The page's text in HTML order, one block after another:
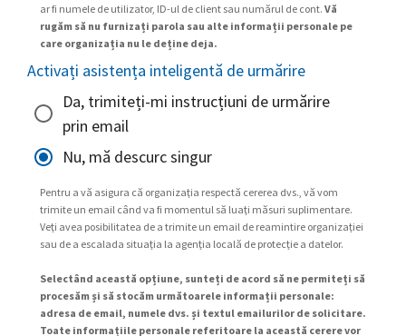
ar fi numele de utilizator, ID-ul de client sau numărul de cont. Vă
rugăm să nu furnizați parola sau alte informații personale pe
care organizația nu le deține deja.
Activați asistența inteligentă de urmărire
Da, trimiteți-mi instrucțiuni de urmărire
prin email
Nu, mă descurc singur
Pentru a vă asigura că organizația respectă cererea dvs., vă vom
trimite un email când va fi momentul să luați măsuri suplimentare.
Veți avea posibilitatea de a trimite un email de reamintire organizației
sau de a escalada situația la agenția locală de protecție a datelor.
Selectând această opțiune, sunteți de acord să ne permiteți să
procesăm și să stocăm următoarele informații personale:
adresa de email, numele dvs. și textul emailurilor de solicitare.
Toate informațiile personale referitoare la această cerere vor